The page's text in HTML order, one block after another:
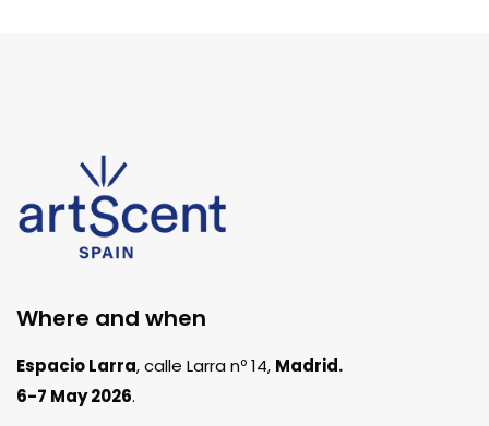
Where and when
Espacio Larra, calle Larra nº 14, Madrid.
6-7 May 2026.